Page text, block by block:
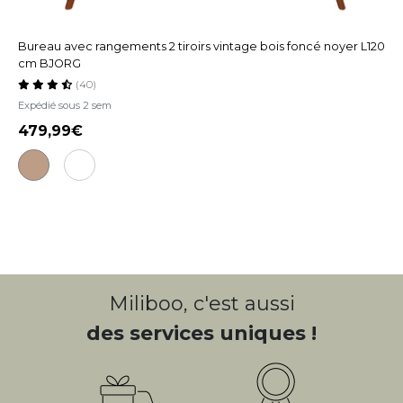
Bureau avec rangements 2 tiroirs vintage bois foncé noyer L120
cm BJORG
Expédié sous 2 sem
(40)
479,99
Miliboo, c'est aussi
des services uniques !